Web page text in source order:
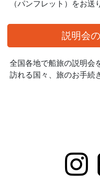
（パンフレット）をお送
説明会
全国各地で船旅の説明会
訪れる国々、旅のお手続